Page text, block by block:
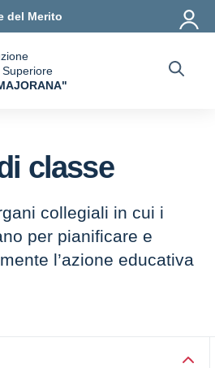
del Merito
classe
collegiali in cui i
per pianificare e
l’azione educativa